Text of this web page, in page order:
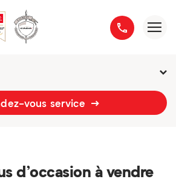
- vous service
d’occasion à vendre